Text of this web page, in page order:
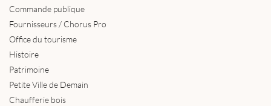
Commande publique
Fournisseurs / Chorus Pro
Office du tourisme
Histoire
Patrimoine
Petite Ville de Demain
Chaufferie bois